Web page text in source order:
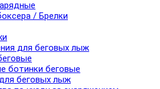
/ Брелки
для беговых лыж
ботинки беговые
беговых лыж